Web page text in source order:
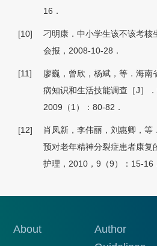
16．
[10]
刁明康．中小学生该不该考核
会报，2008-10-28．
[11]
廖巍，曾欣，杨斌，等．海南
病知识和生活技能调查［J］
2009（1）：80-82．
[12]
肖凤新，李伟丽，刘惠卿，等
预对老年精神分裂症患者康复
护理，2010，9（9）：15-16
About
Author